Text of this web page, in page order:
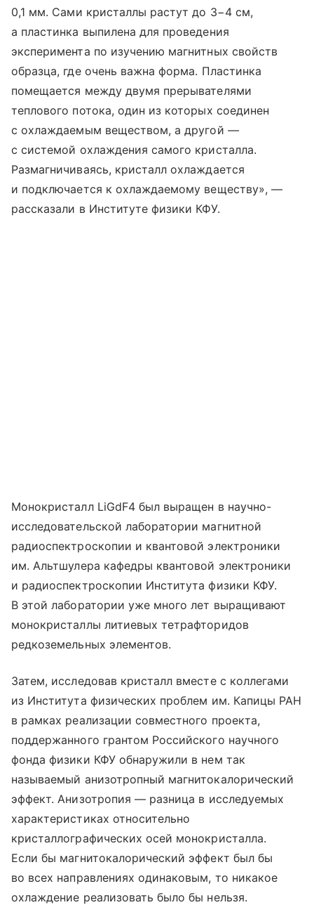
0,1 мм. Сами кристаллы растут до 3−4 см,
а пластинка выпилена для проведения
эксперимента по изучению магнитных свойств
образца, где очень важна форма. Пластинка
помещается между двумя прерывателями
теплового потока, один из которых соединен
с охлаждаемым веществом, а другой —
с системой охлаждения самого кристалла.
Размагничиваясь, кристалл охлаждается
и подключается к охлаждаемому веществу», —
рассказали в Институте физики КФУ.
Монокристалл LiGdF4 был выращен в научно-
исследовательской лаборатории магнитной
радиоспектроскопии и квантовой электроники
им. Альтшулера кафедры квантовой электроники
и радиоспектроскопии Института физики КФУ.
В этой лаборатории уже много лет выращивают
монокристаллы литиевых тетрафторидов
редкоземельных элементов.
Затем, исследовав кристалл вместе с коллегами
из Института физических проблем им. Капицы РАН
в рамках реализации совместного проекта,
поддержанного грантом Российского научного
фонда физики КФУ обнаружили в нем так
называемый анизотропный магнитокалорический
эффект. Анизотропия — разница в исследуемых
характеристиках относительно
кристаллографических осей монокристалла.
Если бы магнитокалорический эффект был бы
во всех направлениях одинаковым, то никакое
охлаждение реализовать было бы нельзя.